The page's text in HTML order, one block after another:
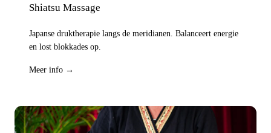
Shiatsu Massage
Japanse druktherapie langs de meridianen. Balanceert energie
en lost blokkades op.
Meer info →